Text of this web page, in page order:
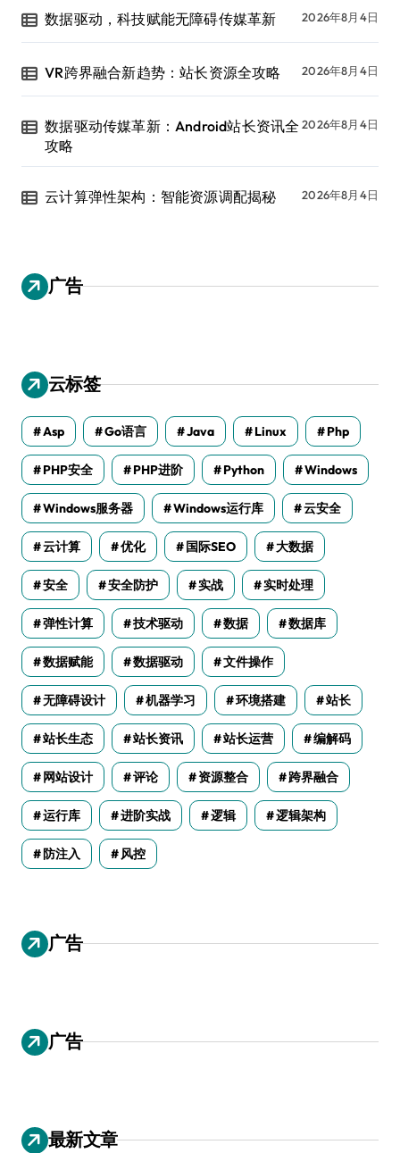
数据驱动，科技赋能无障碍传媒革新 2026年8月4日
VR跨界融合新趋势：站长资源全攻略 2026年8月4日
数据驱动传媒革新：Android站长资讯全
攻略
2026年8月4日
云计算弹性架构：智能资源调配揭秘 2026年8月4日
广告
云标签
Asp Go语言 Java Linux Php
PHP安全 PHP进阶 Python Windows
Windows服务器 Windows运行库 云安全
云计算 优化 国际SEO 大数据
安全 安全防护 实战 实时处理
弹性计算 技术驱动 数据 数据库
数据赋能 数据驱动 文件操作
无障碍设计 机器学习 环境搭建 站长
站长生态 站长资讯 站长运营 编解码
网站设计 评论 资源整合 跨界融合
运行库 进阶实战 逻辑 逻辑架构
防注入 风控
广告
广告
最新文章